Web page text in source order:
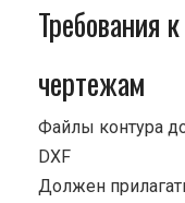
Требования
чертежам
Файлы контура
DXF
Должен